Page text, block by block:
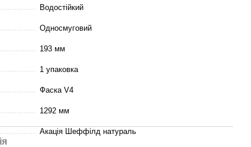
Водостійкий
Односмуговий
193 мм
1 упаковка
Фаска V4
1292 мм
Акація Шеффілд натураль